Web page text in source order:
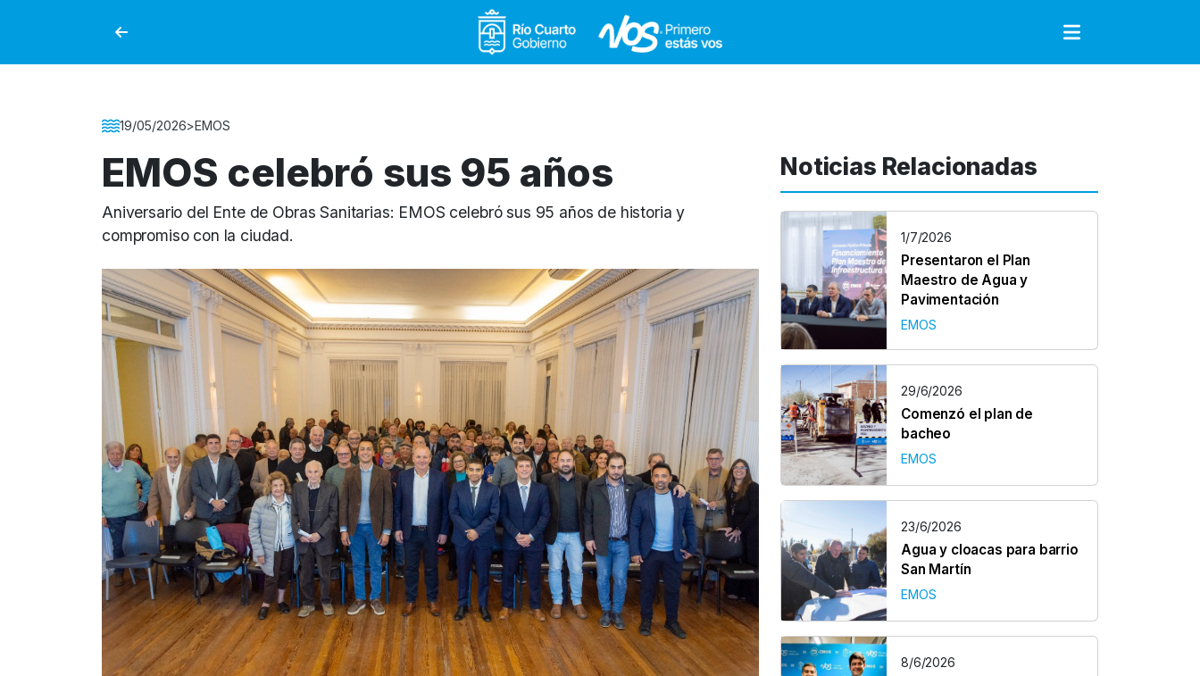
Gobierno de Río Cuarto
Detalle de la Noticia
19/05/2026>EMOS
EMOS celebró sus 95 años
Aniversario del Ente de Obras Sanitarias: EMOS celebró sus 95 años de historia y
compromiso con la ciudad.
Noticias Relacionadas
1/7/2026
Presentaron el Plan
Maestro de Agua y
Pavimentación
EMOS
29/6/2026
Comenzó el plan de
bacheo
EMOS
23/6/2026
Agua y cloacas para barrio
San Martín
EMOS
8/6/2026